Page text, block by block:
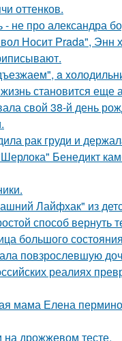
оттенков.
не про александра
Носит Prada", Энн
a
становится еще
свой 38-й день
рак груди и
Бенедикт
Лайфхак" из
способ вернуть
большого
повзрослевшую
реалиях
мама Елена
дрожжевом тесте.